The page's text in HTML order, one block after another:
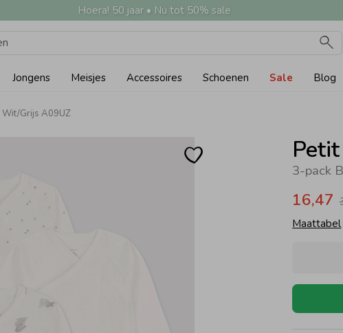
Hoera! 50 jaar • Nu tot 50% sale
Jongens Meisjes Accessoires Schoenen Sale Blog
Wit/Grijs A09UZ
3-pack
16,47
Maattabel